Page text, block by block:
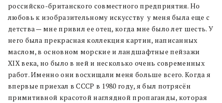
российско-британского совместного предприятия. Но
любовь к изобразительному искусству у меня была еще с
детства — мне привил ее отец, когда мне было лет шесть. У
него была прекрасная коллекция картин, написанных
маслом, в основном морские и ландшафтные пейзажи
XIX века, но было в ней и несколько очень современных
работ. Именно они восхищали меня больше всего. Когда я
впервые приехал в СССР в 1980 году, я был потрясён
примитивной красотой наглядной пропаганды, которая